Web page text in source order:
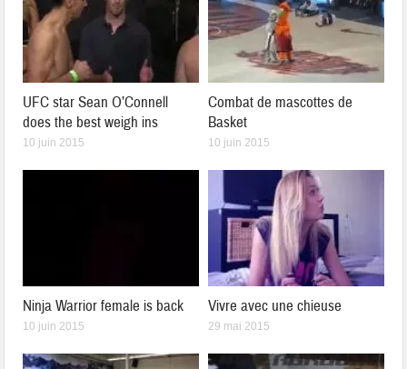
UFC star Sean O’Connell
does the best weigh ins
10 juin 2015
Combat de mascottes de
Basket
10 juin 2015
Ninja Warrior female is back
10 juin 2015
Vivre avec une chieuse
29 mai 2015